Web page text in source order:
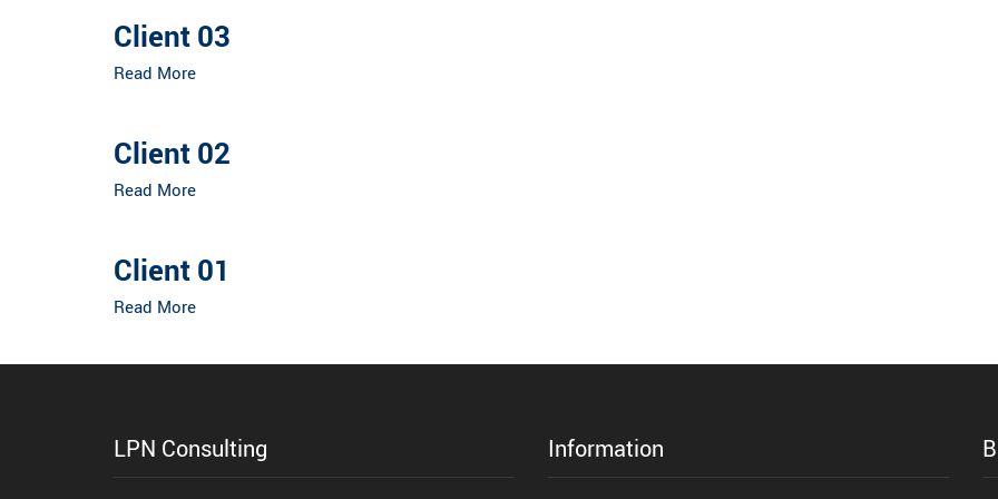
Client 03
Read More
Client 02
Read More
Client 01
Read More
LPN Consulting Information